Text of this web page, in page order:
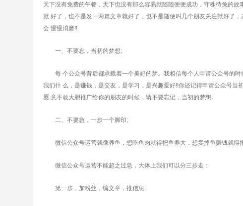
天下没有免费的午餐，天下也没有那么容易就随随便便成功，守株待兔的
就 好了，也不是发一两篇文章就好了，也不是随便叫几个朋友关注就好了
会 慢慢消磨!!
一、不要忘，当初的梦想;
每 个公众号背后都承载着一个美好的梦。我相信每个人申请公众号的时
我们什 么，是赚钱，是交友，是学习，是兴趣爱好!!你还记得申请公众号
愿 意不敢大胆推广给你的朋友的时候，请不要忘记，当初的梦想。
二、不要急，一步一个脚印;
微信公众号运营就像养鱼，想吃鱼肉就得把鱼养大，想卖掉鱼赚钱就得
微信公众号运营不能超之过急，大体上我们可以分三步走：
第一步，加粉丝，编文章，推信息;